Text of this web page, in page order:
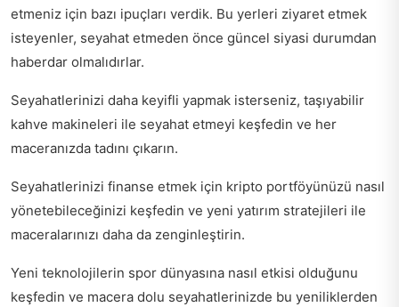
etmeniz için bazı ipuçları verdik. Bu yerleri ziyaret etmek
isteyenler, seyahat etmeden önce güncel siyasi durumdan
haberdar olmalıdırlar.
Seyahatlerinizi daha keyifli yapmak isterseniz, taşıyabilir
kahve makineleri ile seyahat etmeyi keşfedin ve her
maceranızda tadını çıkarın.
Seyahatlerinizi finanse etmek için kripto portföyünüzü nasıl
yönetebileceğinizi keşfedin ve yeni yatırım stratejileri ile
maceralarınızı daha da zenginleştirin.
Yeni teknolojilerin spor dünyasına nasıl etkisi olduğunu
keşfedin ve macera dolu seyahatlerinizde bu yeniliklerden